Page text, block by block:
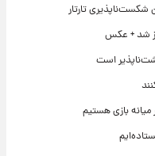
شکست‌ناپذیری تارتار
شد + عکس
است
بازی هستیم